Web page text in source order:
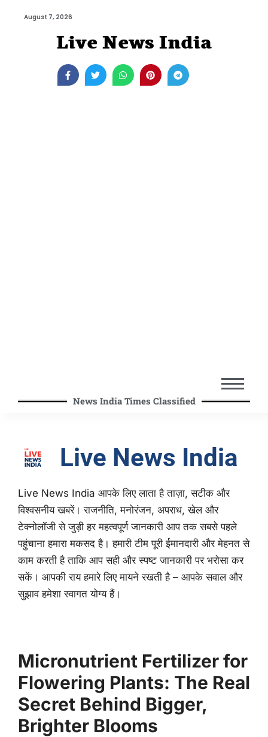
August 7, 2026
Live News India
News India Times Classified
Live News India
Live News India आपके लिए लाता है ताज़ा, सटीक और
विश्वसनीय खबरें। राजनीति, मनोरंजन, अपराध, खेल और
टेक्नोलॉजी से जुड़ी हर महत्वपूर्ण जानकारी आप तक सबसे पहले
पहुंचाना हमारा मकसद है। हमारी टीम पूरी ईमानदारी और मेहनत से
काम करती है ताकि आप सही और स्पष्ट जानकारी पर भरोसा कर
सकें। आपकी राय हमारे लिए मायने रखती है – आपके सवाल और
सुझाव हमेशा स्वागत योग्य हैं।
Micronutrient Fertilizer for
Flowering Plants: The Real
Secret Behind Bigger,
Brighter Blooms